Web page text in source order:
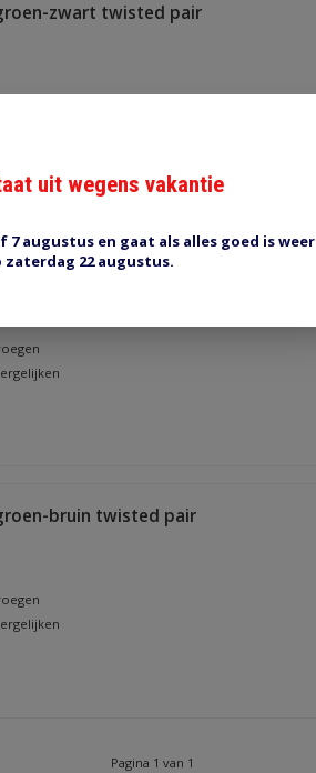
zwart twisted pair
zwart twisted pair
bruin twisted pair
Pagina 1 van 1
uit wegens vakantie
augustus en gaat als alles goed is weer
zaterdag 22 augustus.